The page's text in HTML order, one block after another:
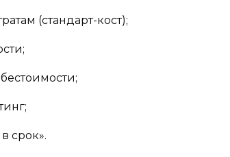
(стандарт-кост);
срок».